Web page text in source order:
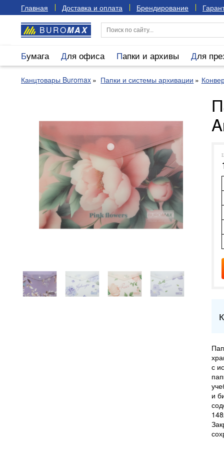
Главная Доставка и оплата Брендирование
BUROMAX
Бумага Для офиса Папки и архивы Для
Канцтовары Buromax Папки и системы архивации
с
и